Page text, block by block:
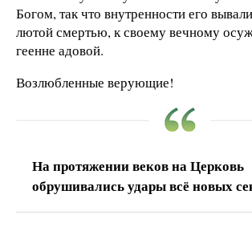
Богом, так что внутренности его
лютой смертью, к своему вечному
геенне адовой.
Возлюбленные верующие!
На протяжении веков на Церковь
обрушивались удары всё новых